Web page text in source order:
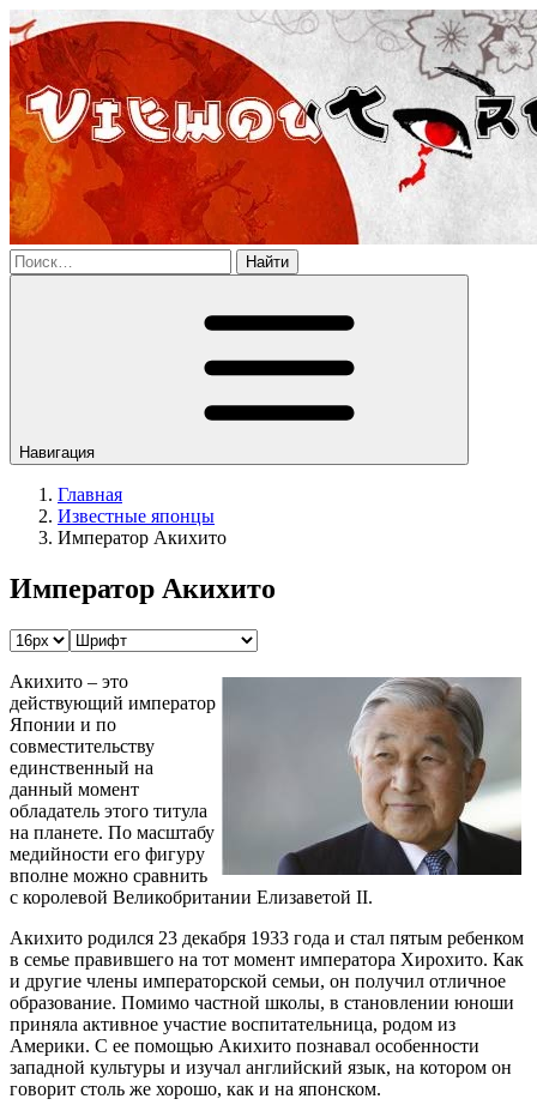
Найти
Навигация
Главная
Известные японцы
Император Акихито
Император Акихито
Акихито – это
действующий император
Японии и по
совместительству
единственный на
данный момент
обладатель этого титула
на планете. По масштабу
медийности его фигуру
вполне можно сравнить
с королевой Великобритании Елизаветой II.
Акихито родился 23 декабря 1933 года и стал пятым ребенком
в семье правившего на тот момент императора Хирохито. Как
и другие члены императорской семьи, он получил отличное
образование. Помимо частной школы, в становлении юноши
приняла активное участие воспитательница, родом из
Америки. С ее помощью Акихито познавал особенности
западной культуры и изучал английский язык, на котором он
говорит столь же хорошо, как и на японском.